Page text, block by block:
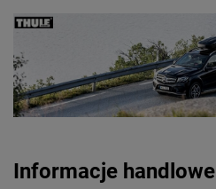
Informacje handlowe